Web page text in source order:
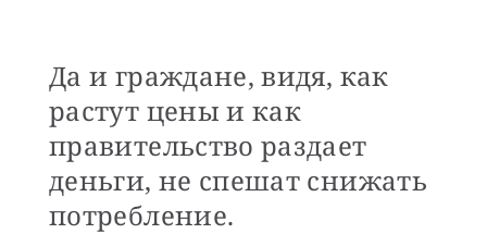
Да и граждане, видя, как
растут цены и как
правительство раздает
деньги, не спешат снижать
потребление.